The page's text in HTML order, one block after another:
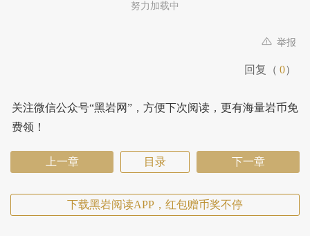
努力加载中
举报
回复（ 0）
关注微信公众号“黑岩网”，方便下次阅读，更有海量岩币免
费领！
上一章 目录 下一章
下载黑岩阅读APP，红包赠币奖不停